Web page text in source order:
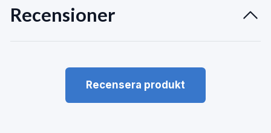
Recensioner
Recensera produkt